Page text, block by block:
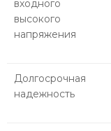
входного
высокого
напряжения
Долгосрочная
надежность